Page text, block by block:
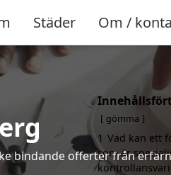
Städer Om /
bindande offerter från
gömma
1 Vad kan ett
som är